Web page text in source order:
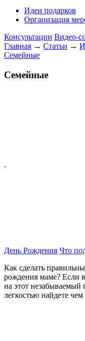
Идеи подарков
Организация
Консультации Видео-
Главная → Статьи →
Семейные
Семейные
День Рождения Что
Как сделать
рождения маме? Если
на этот незабываемый
легкостью найдете